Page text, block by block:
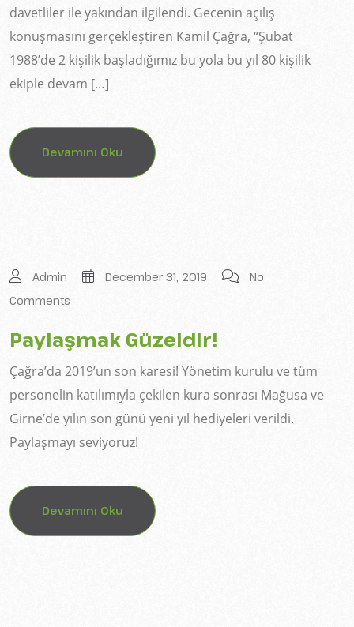
davetliler ile yakından ilgilendi. Gecenin açılış
konuşmasını gerçekleştiren Kamil Çağra, “Şubat
1988’de 2 kişilik başladığımız bu yola bu yıl 80 kişilik
ekiple devam […]
Devamını Oku
Admin December 31, 2019
No
Comments
Paylaşmak Güzeldir!
Çağra’da 2019’un son karesi! Yönetim kurulu ve tüm
personelin katılımıyla çekilen kura sonrası Mağusa ve
Girne’de yılın son günü yeni yıl hediyeleri verildi.
Paylaşmayı seviyoruz!
Devamını Oku